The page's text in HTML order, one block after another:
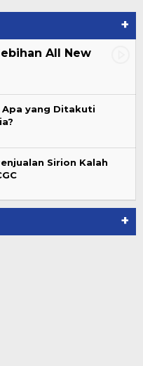
+
All New
Apa yang Ditakuti
Sirion Kalah
+
Paripurna Hasil
Wabup Te…